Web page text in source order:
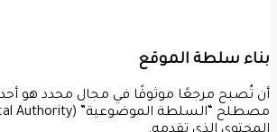
بناء سلطة الموقع